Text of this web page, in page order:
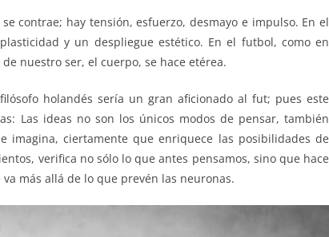
contrae; hay tensión, esfuerzo, desmayo e impulso. En el
y un despliegue estético. En el futbol, como en
nuestro ser, el cuerpo, se hace etérea.
holandés sería un gran aficionado al fut; pues este
Las ideas no son los únicos modos de pensar, también
imagina, ciertamente que enriquece las posibilidades de
verifica no sólo lo que antes pensamos, sino que hace
más allá de lo que prevén las neuronas.